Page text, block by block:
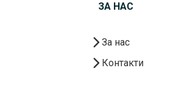
ЗА НАС
За нас
Контакти